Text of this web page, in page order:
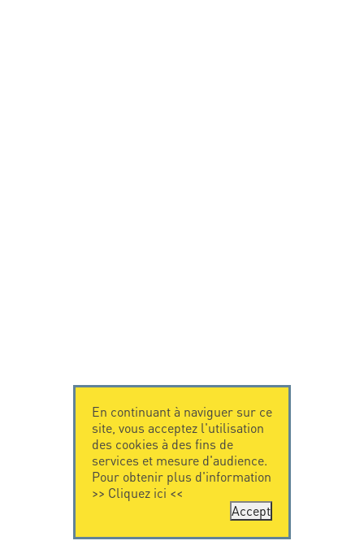
En continuant à naviguer sur ce
site, vous acceptez l'utilisation
des cookies à des fins de
services et mesure d'audience.
Pour obtenir plus d'information
>> Cliquez ici <<
Accept